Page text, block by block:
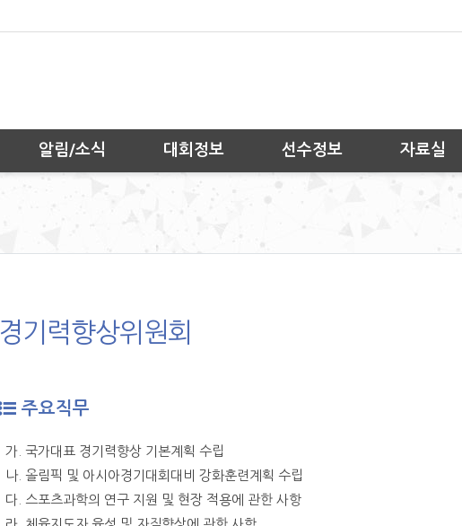
알림/소식 대회정보 선수정보 자료실
경기력향상위원회
주요직무
가. 국가대표 경기력향상 기본계획 수립
나. 올림픽 및 아시아경기대회대비 강화훈련계획 수립
다. 스포츠과학의 연구 지원 및 현장 적용에 관한 사항